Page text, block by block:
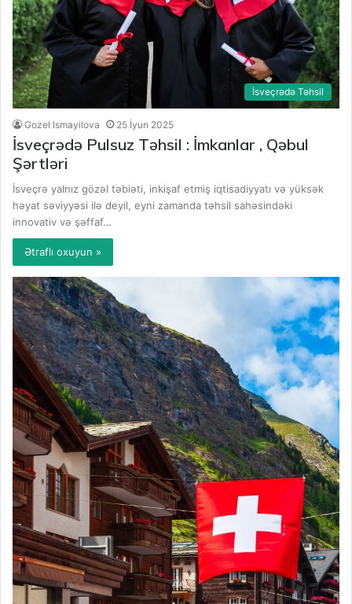
İsveçrədə Təhsil
Gozel Ismayilova 25 İyun 2025
İsveçrədə Pulsuz Təhsil : İmkanlar , Qəbul
Şərtləri
İsveçrə yalnız gözəl təbiəti, inkişaf etmiş iqtisadiyyatı və yüksək
həyat səviyyəsi ilə deyil, eyni zamanda təhsil sahəsindəki
innovativ və şəffaf…
Ətraflı oxuyun »